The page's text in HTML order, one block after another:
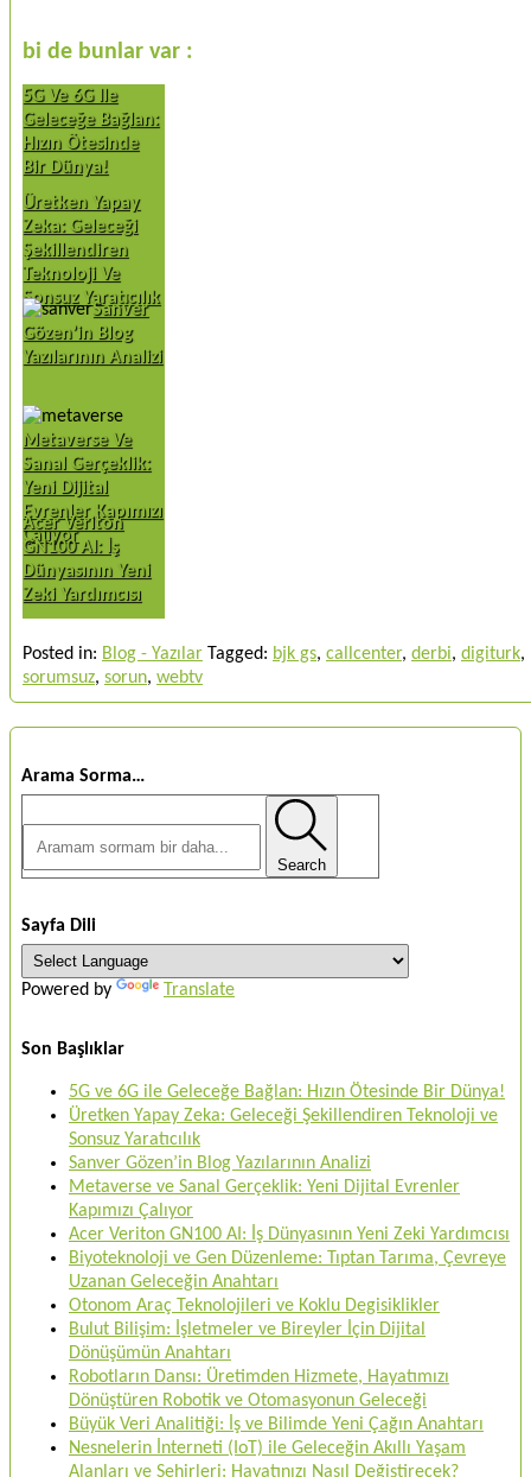
bi de bunlar var :
5G Ve 6G Ile
Geleceğe Bağlan:
Hızın Ötesinde
Bir Dünya!
Üretken Yapay
Zeka: Geleceği
Şekillendiren
Teknoloji Ve
Sonsuz Yaratıcılık
Sanver
Gözen’in Blog
Yazılarının Analizi
Metaverse Ve
Sanal Gerçeklik:
Yeni Dijital
Evrenler Kapımızı
Çalıyor
Acer Veriton
GN100 AI: İş
Dünyasının Yeni
Zeki Yardımcısı
Posted in: Blog - Yazılar Tagged: bjk gs, callcenter, derbi, digiturk,
sorumsuz, sorun, webtv
Arama Sorma…
Search
Sayfa Dili
Powered by Translate
Son Başlıklar
5G ve 6G ile Geleceğe Bağlan: Hızın Ötesinde Bir Dünya!
Üretken Yapay Zeka: Geleceği Şekillendiren Teknoloji ve
Sonsuz Yaratıcılık
Sanver Gözen’in Blog Yazılarının Analizi
Metaverse ve Sanal Gerçeklik: Yeni Dijital Evrenler
Kapımızı Çalıyor
Acer Veriton GN100 AI: İş Dünyasının Yeni Zeki Yardımcısı
Biyoteknoloji ve Gen Düzenleme: Tıptan Tarıma, Çevreye
Uzanan Geleceğin Anahtarı
Otonom Araç Teknolojileri ve Koklu Degisiklikler
Bulut Bilişim: İşletmeler ve Bireyler İçin Dijital
Dönüşümün Anahtarı
Robotların Dansı: Üretimden Hizmete, Hayatımızı
Dönüştüren Robotik ve Otomasyonun Geleceği
Büyük Veri Analitiği: İş ve Bilimde Yeni Çağın Anahtarı
Nesnelerin İnterneti (IoT) ile Geleceğin Akıllı Yaşam
Alanları ve Şehirleri: Hayatınızı Nasıl Değiştirecek?